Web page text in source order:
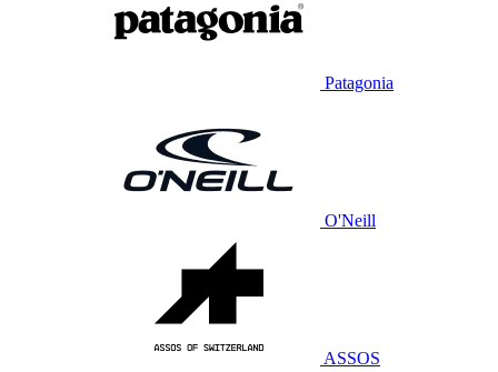
Patagonia
O'Neill
ASSOS